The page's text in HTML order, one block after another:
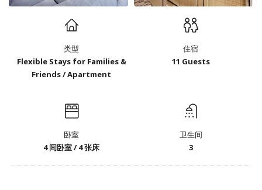
类型
Flexible Stays for Families &
Friends / Apartment
住宿
11 Guests
卧室
4 间卧室 / 4 张床
卫生间
3